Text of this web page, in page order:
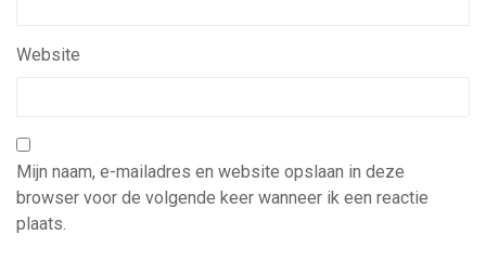
Website
Mijn naam, e-mailadres en website opslaan in deze
browser voor de volgende keer wanneer ik een reactie
plaats.